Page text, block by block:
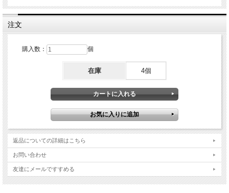
注文
購入数： 個
在庫 4個
返品についての詳細はこちら
お問い合わせ
友達にメールですすめる